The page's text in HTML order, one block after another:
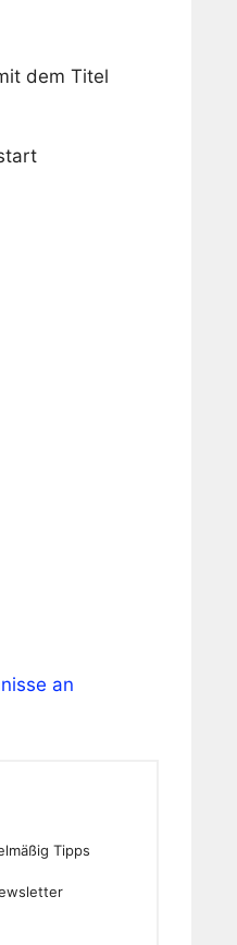
dem Titel
an
Tipps